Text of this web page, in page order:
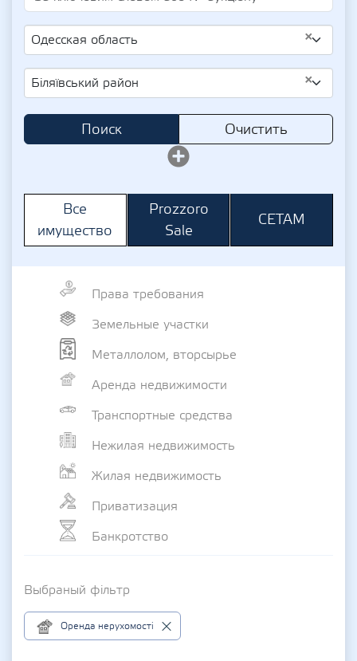
×
Одесская область
×
Біляївський район
Поиск Очистить
Все
имущество
Prozzoro
Sale
СЕТАМ
Права требования
Земельные участки
Металлолом, вторсырье
Аренда недвижимости
Транспортные средства
Нежилая недвижимость
Жилая недвижимость
Приватизация
Банкротство
Выбраный фільтр
Оренда нерухомості